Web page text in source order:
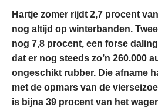
Hartje zomer rijdt 2,7 procent
nog altijd op winterbanden.
nog 7,8 procent, een forse
dat er nog steeds zo’n 260.000
ongeschikt rubber. Die afname
met de opmars van de
is bijna 39 procent van het